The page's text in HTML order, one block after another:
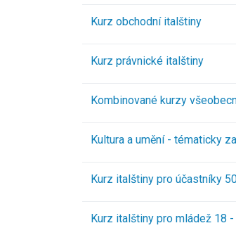
Kurz obchodní italštiny
Kurz právnické italštiny
Kombinované kurzy
Kultura a umění - tématicky
Kurz italštiny pro účastníky
Kurz italštiny pro mládež 18